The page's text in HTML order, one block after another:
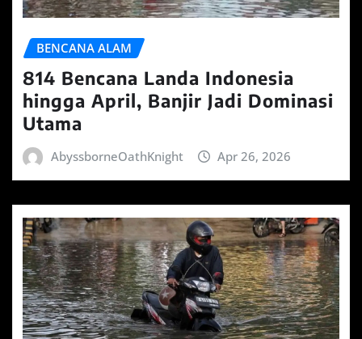
BENCANA ALAM
814 Bencana Landa Indonesia
hingga April, Banjir Jadi Dominasi
Utama
AbyssborneOathKnight Apr 26, 2026